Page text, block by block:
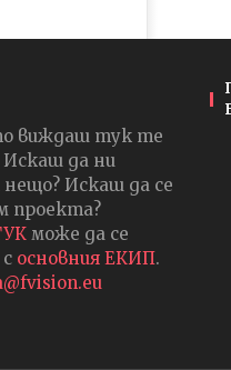
виждаш тук те
Искаш да ни
Искаш да се
проекта?
може да се
основния ЕКИП.